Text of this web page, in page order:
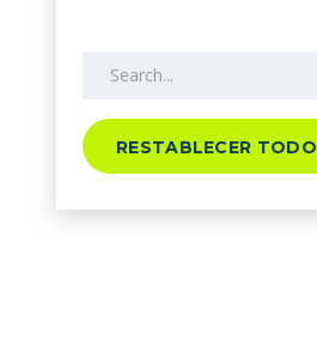
RESTABLECER TODO